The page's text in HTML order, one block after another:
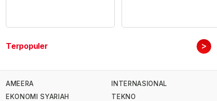
Terpopuler >
AMEERA
EKONOMI SYARIAH
INTERNASIONAL
TEKNO